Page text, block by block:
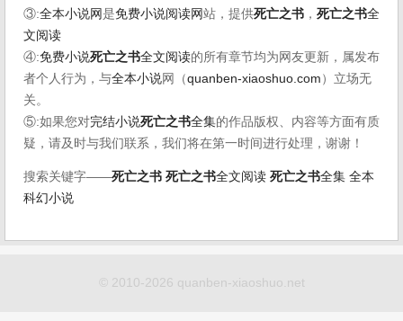
③:全本小说网是免费小说阅读网站，提供死亡之书 ， 死亡之书全
文阅读
④:免费小说死亡之书全文阅读的所有章节均为网友更新，属发布
者个人行为，与全本小说网（quanben-xiaoshuo.com ）立场无
关。
⑤:如果您对完结小说死亡之书全集的作品版权、内容等方面有质
疑，请及时与我们联系，我们将在第一时间进行处理，谢谢！
搜索关键字——死亡之书 死亡之书全文阅读 死亡之书全集 全本
科幻小说
© 2010-2026 quanben-xiaoshuo.net